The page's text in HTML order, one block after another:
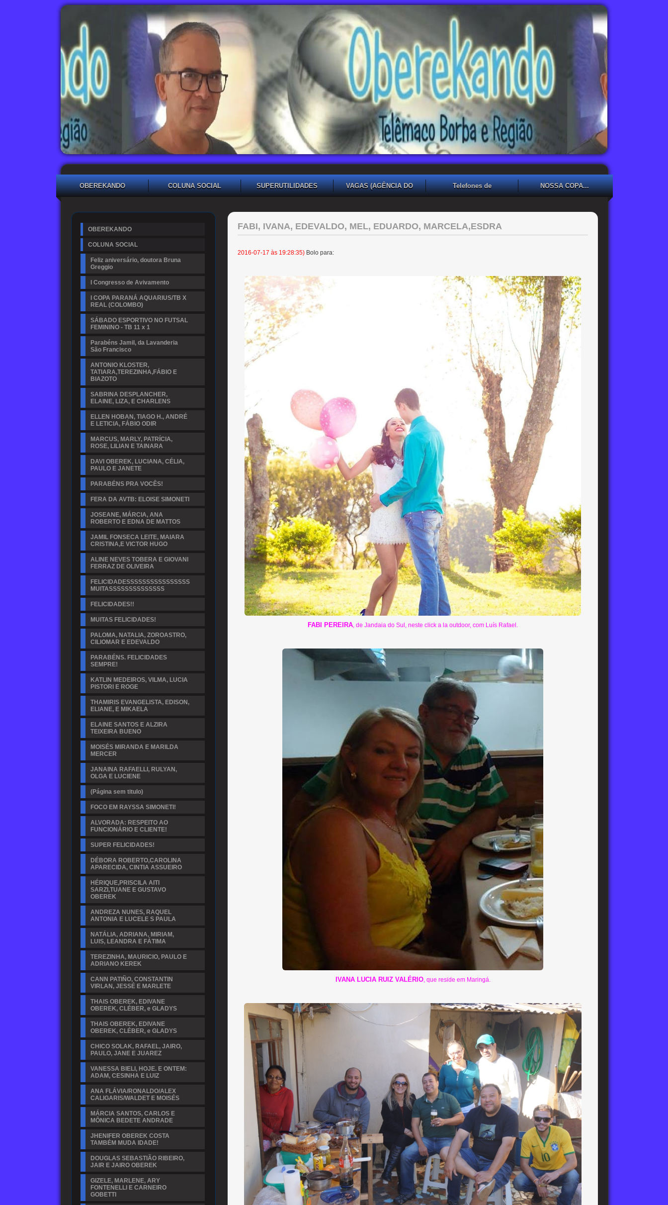
OBEREKANDO COLUNA SOCIAL SUPERUTILIDADES
VAGAS (AGÊNCIA DO
Telefones de
NOSSA COPA...
OBEREKANDO
COLUNA SOCIAL
Feliz aniversário, doutora Bruna
Greggio
I Congresso de Avivamento
I COPA PARANÁ AQUARIUS/TB X
REAL (COLOMBO)
SÁBADO ESPORTIVO NO FUTSAL
FEMININO - TB 11 x 1
Parabéns Jamil, da Lavanderia
São Francisco
ANTONIO KLOSTER,
TATIARA,TEREZINHA,FÁBIO E
BIAZOTO
SABRINA DESPLANCHER,
ELAINE, LIZA, E CHARLENS
ELLEN HOBAN, TIAGO H., ANDRÉ
E LETICIA, FÁBIO ODIR
MARCUS, MARLY, PATRÍCIA,
ROSE, LILIAN E TAINARA
DAVI OBEREK, LUCIANA, CÉLIA,
PAULO E JANETE
PARABÉNS PRA VOCÊS!
FERA DA AVTB: ELOISE SIMONETI
JOSEANE, MÁRCIA, ANA
ROBERTO E EDNA DE MATTOS
JAMIL FONSECA LEITE, MAIARA
CRISTINA,E VICTOR HUGO
ALINE NEVES TOBERA E GIOVANI
FERRAZ DE OLIVEIRA
FELICIDADESSSSSSSSSSSSSSSS
MUITASSSSSSSSSSSSSS
FELICIDADES!!
MUITAS FELICIDADES!
PALOMA, NATALIA, ZOROASTRO,
CILIOMAR E EDEVALDO
PARABÉNS. FELICIDADES
SEMPRE!
KATLIN MEDEIROS, VILMA, LUCIA
PISTORI E ROGE
THAMIRIS EVANGELISTA, EDISON,
ELIANE, E MIKAELA
ELAINE SANTOS E ALZIRA
TEIXEIRA BUENO
MOISÉS MIRANDA E MARILDA
MERCER
JANAINA RAFAELLI, RULYAN,
OLGA E LUCIENE
(Página sem titulo)
FOCO EM RAYSSA SIMONETI!
ALVORADA: RESPEITO AO
FUNCIONÁRIO E CLIENTE!
SUPER FELICIDADES!
DÉBORA ROBERTO,CAROLINA
APARECIDA, CINTIA ASSUEIRO
HÉRIQUE,PRISCILA AITI
SARZI,TUANE E GUSTAVO
OBEREK
ANDREZA NUNES, RAQUEL
ANTONIA E LUCELE S PAULA
NATÁLIA, ADRIANA, MIRIAM,
LUIS, LEANDRA E FÁTIMA
TEREZINHA, MAURICIO, PAULO E
ADRIANO KEREK
CANN PATIÑO, CONSTANTIN
VIRLAN, JESSÉ E MARLETE
THAIS OBEREK, EDIVANE
OBEREK, CLÉBER, e GLADYS
THAIS OBEREK, EDIVANE
OBEREK, CLÉBER, e GLADYS
CHICO SOLAK, RAFAEL, JAIRO,
PAULO, JANE E JUAREZ
VANESSA BIELI, HOJE. E ONTEM:
ADAM, CESINHA E LUIZ
ANA FLÁVIA/RONALDO/ALEX
CALIGARIS/WALDET E MOISÉS
MÁRCIA SANTOS, CARLOS E
MÔNICA BEDETE ANDRADE
JHENIFER OBEREK COSTA
TAMBÉM MUDA IDADE!
DOUGLAS SEBASTIÃO RIBEIRO,
JAIR E JAIRO OBEREK
GIZELE, MARLENE, ARY
FONTENELLI E CARNEIRO
GOBETTI
FABI, IVANA, EDEVALDO, MEL, EDUARDO, MARCELA,ESDRA
2016-07-17 às 19:28:35) Bolo para:
FABI PEREIRA, de Jandaia do Sul, neste click a la outdoor, com Luís Rafael.
IVANA LUCIA RUIZ VALÉRIO, que reside em Maringá.